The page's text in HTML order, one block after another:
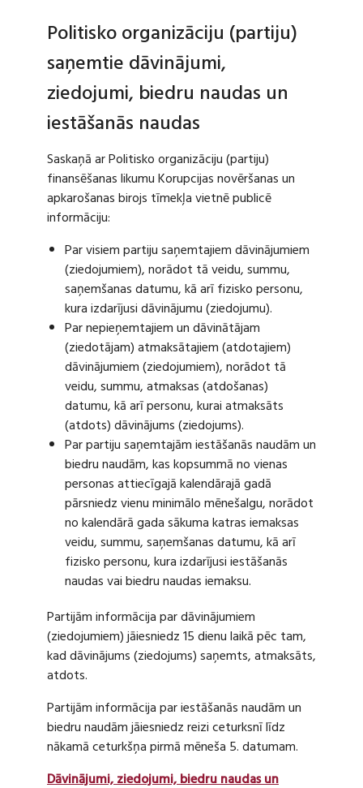
Politisko organizāciju (partiju)
saņemtie dāvinājumi,
ziedojumi, biedru naudas un
iestāšanās naudas
Saskaņā ar Politisko organizāciju (partiju)
finansēšanas likumu Korupcijas novēršanas un
apkarošanas birojs tīmekļa vietnē publicē
informāciju:
Par visiem partiju saņemtajiem dāvinājumiem
(ziedojumiem), norādot tā veidu, summu,
saņemšanas datumu, kā arī fizisko personu,
kura izdarījusi dāvinājumu (ziedojumu).
Par nepieņemtajiem un dāvinātājam
(ziedotājam) atmaksātajiem (atdotajiem)
dāvinājumiem (ziedojumiem), norādot tā
veidu, summu, atmaksas (atdošanas)
datumu, kā arī personu, kurai atmaksāts
(atdots) dāvinājums (ziedojums).
Par partiju saņemtajām iestāšanās naudām un
biedru naudām, kas kopsummā no vienas
personas attiecīgajā kalendārajā gadā
pārsniedz vienu minimālo mēnešalgu, norādot
no kalendārā gada sākuma katras iemaksas
veidu, summu, saņemšanas datumu, kā arī
fizisko personu, kura izdarījusi iestāšanās
naudas vai biedru naudas iemaksu.
Partijām informācija par dāvinājumiem
(ziedojumiem) jāiesniedz 15 dienu laikā pēc tam,
kad dāvinājums (ziedojums) saņemts, atmaksāts,
atdots.
Partijām informācija par iestāšanās naudām un
biedru naudām jāiesniedz reizi ceturksnī līdz
nākamā ceturkšņa pirmā mēneša 5. datumam.
Dāvinājumi, ziedojumi, biedru naudas un